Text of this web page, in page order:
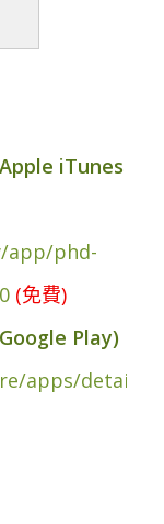
iTunes
app/phd-
(免費)
Play)
apps/details?